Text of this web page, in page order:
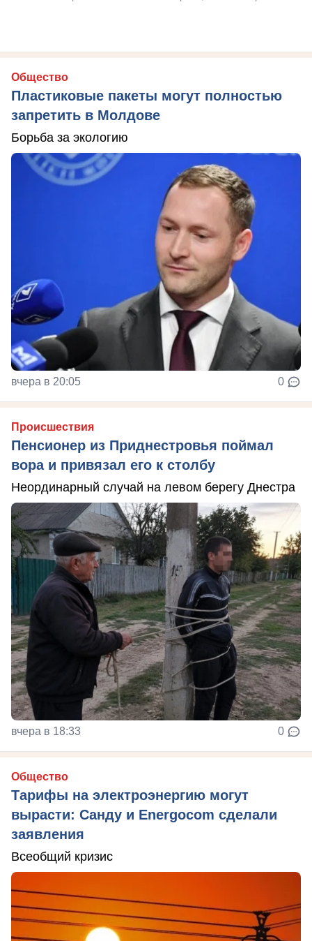
Общество
Пластиковые пакеты могут полностью
запретить в Молдове
Борьба за экологию
вчера в 20:05 0
Происшествия
Пенсионер из Приднестровья поймал
вора и привязал его к столбу
Неординарный случай на левом берегу Днестра
вчера в 18:33 0
Общество
Тарифы на электроэнергию могут
вырасти: Санду и Energocom сделали
заявления
Всеобщий кризис